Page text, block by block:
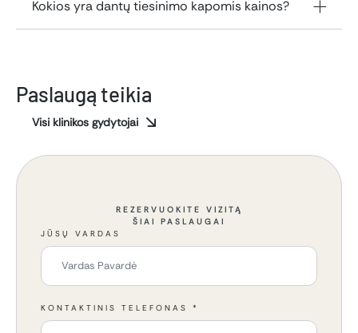
REZERVUOKITE VIZITĄ
ŠIAI PASLAUGAI
JŪSŲ VARDAS
KONTAKTINIS TELEFONAS *
Kokios yra dantų tiesinimo kapomis kainos?
Paslaugą teikia
Visi klinikos gydytojai